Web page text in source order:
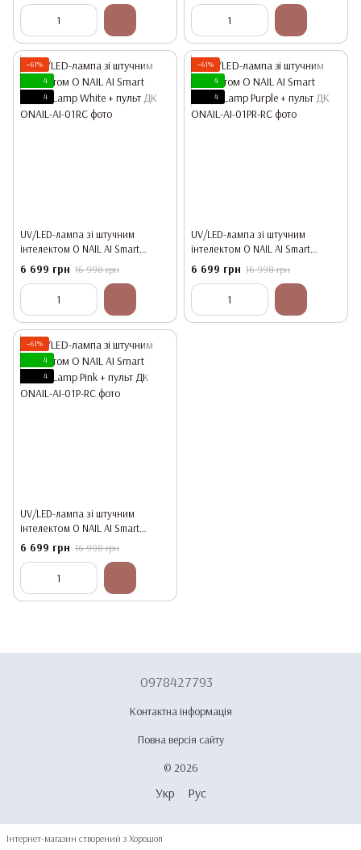
−61%
4
4
UV/LED-лампа зі штучним
інтелектом O NAIL AI Smart
Curing Lamp White + пульт ДК
6 699 грн 16 998 грн
−61%
4
4
UV/LED-лампа зі штучним
інтелектом O NAIL AI Smart
Curing Lamp Purple + пульт ДК
6 699 грн 16 998 грн
−61%
4
4
UV/LED-лампа зі штучним
інтелектом O NAIL AI Smart
Curing Lamp Pink + пульт ДК
6 699 грн 16 998 грн
0978427793
Контактна інформація
Повна версія сайту
© 2026
Укр Рус
Інтернет-магазин створений з Хорошоп